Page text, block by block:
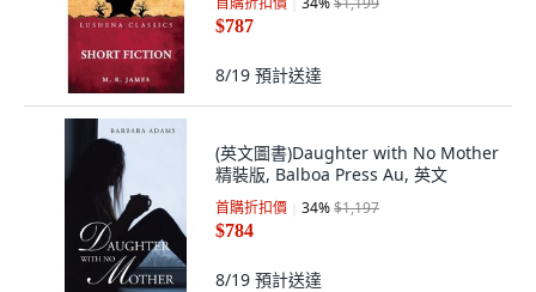
$787
8/19 預計送達
(英文圖書)Daughter with No Mother
精裝版, Balboa Press Au, 英文
首購折扣價 34%$1,197
$784
8/19 預計送達